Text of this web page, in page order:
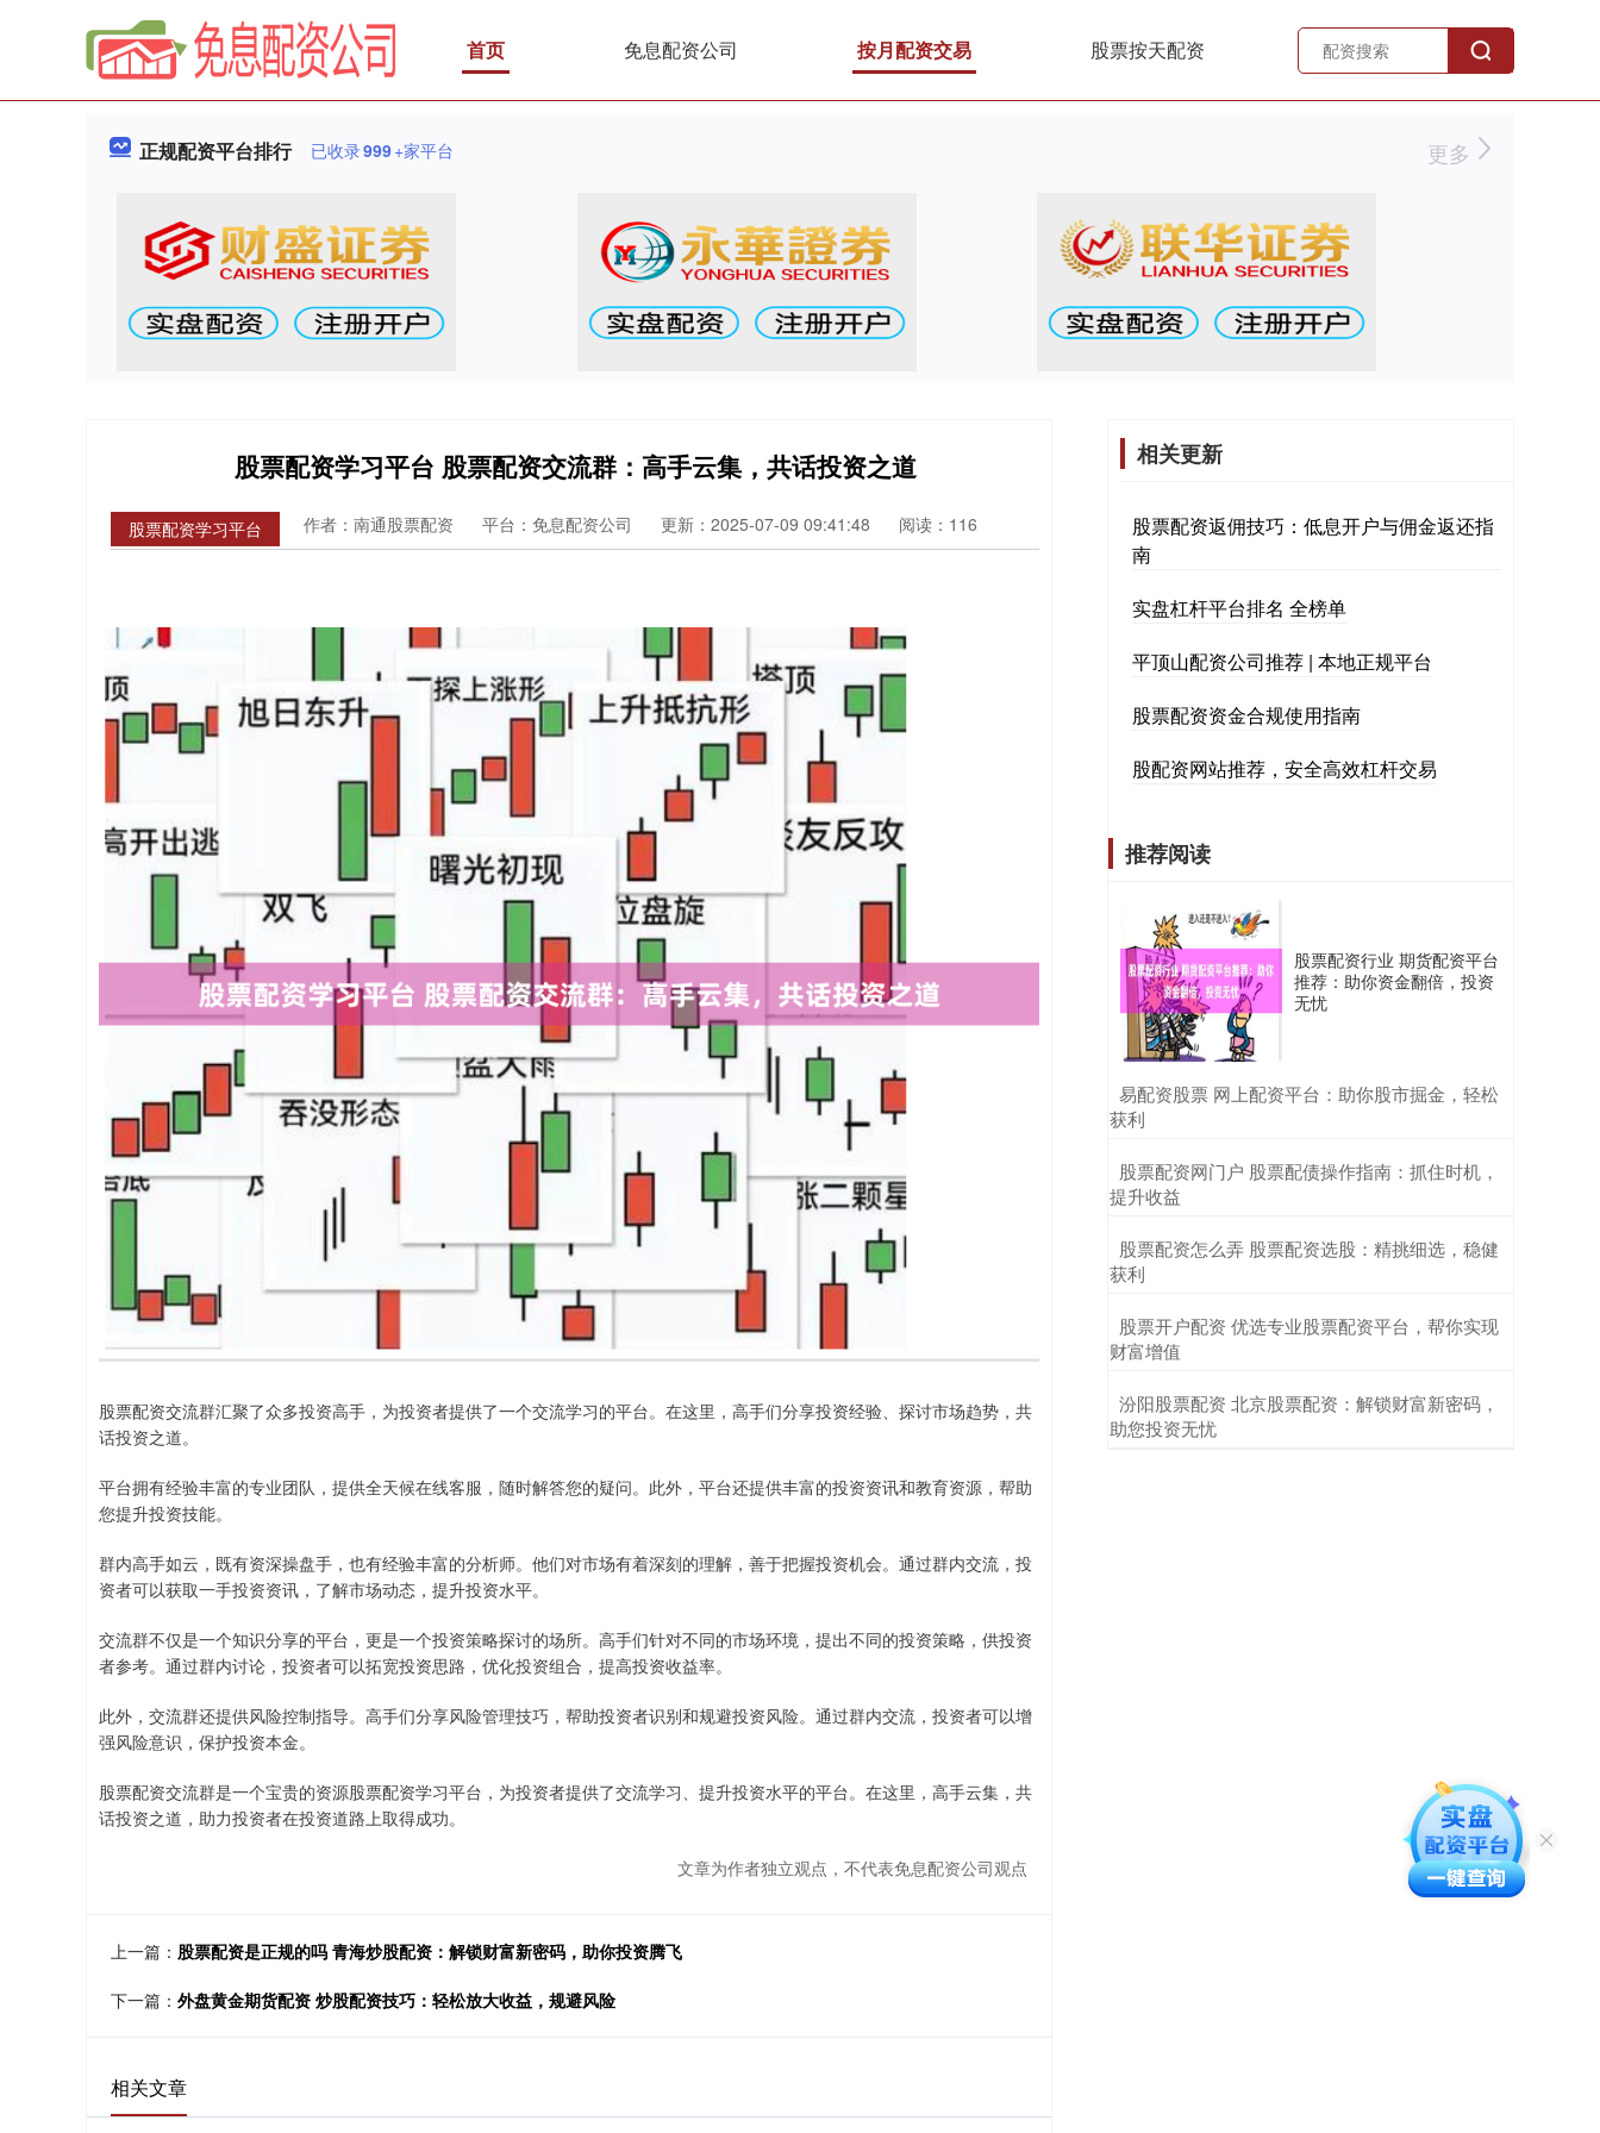
首页 免息配资公司 按月配资交易 股票按天配资
正规配资平台排行 已收录999+家平台 更多
股票配资学习平台 股票配资交流群：高手云集，共话投资之道
股票配资学习平台 作者：南通股票配资 平台：免息配资公司 更新：2025-07-09 09:41:48 阅读：116
股票配资交流群汇聚了众多投资高手，为投资者提供了一个交流学习的平台。在这里，高手们分享投资经验、探讨市场趋势，共
话投资之道。
平台拥有经验丰富的专业团队，提供全天候在线客服，随时解答您的疑问。此外，平台还提供丰富的投资资讯和教育资源，帮助
您提升投资技能。
群内高手如云，既有资深操盘手，也有经验丰富的分析师。他们对市场有着深刻的理解，善于把握投资机会。通过群内交流，投
资者可以获取一手投资资讯，了解市场动态，提升投资水平。
交流群不仅是一个知识分享的平台，更是一个投资策略探讨的场所。高手们针对不同的市场环境，提出不同的投资策略，供投资
者参考。通过群内讨论，投资者可以拓宽投资思路，优化投资组合，提高投资收益率。
此外，交流群还提供风险控制指导。高手们分享风险管理技巧，帮助投资者识别和规避投资风险。通过群内交流，投资者可以增
强风险意识，保护投资本金。
股票配资交流群是一个宝贵的资源股票配资学习平台，为投资者提供了交流学习、提升投资水平的平台。在这里，高手云集，共
话投资之道，助力投资者在投资道路上取得成功。
文章为作者独立观点，不代表免息配资公司观点
上一篇： 股票配资是正规的吗 青海炒股配资：解锁财富新密码，助你投资腾飞
下一篇： 外盘黄金期货配资 炒股配资技巧：轻松放大收益，规避风险
相关文章
相关更新
股票配资返佣技巧：低息开户与佣金返还指
南
实盘杠杆平台排名 全榜单
平顶山配资公司推荐 | 本地正规平台
股票配资资金合规使用指南
股配资网站推荐，安全高效杠杆交易
推荐阅读
股票配资行业 期货配资平台
推荐：助你资金翻倍，投资
无忧
​易配资股票 网上配资平台：助你股市掘金，轻松
获利
​股票配资网门户 股票配债操作指南：抓住时机，
提升收益
​股票配资怎么弄 股票配资选股：精挑细选，稳健
获利
​股票开户配资 优选专业股票配资平台，帮你实现
财富增值
​汾阳股票配资 北京股票配资：解锁财富新密码，
助您投资无忧